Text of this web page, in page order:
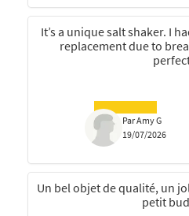
It’s a unique salt shaker. I
replacement due to
Par Amy G
19/07/2026
Un bel objet de qualité, un
petit